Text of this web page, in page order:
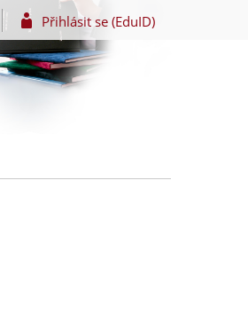
Přihlásit se (EduID)